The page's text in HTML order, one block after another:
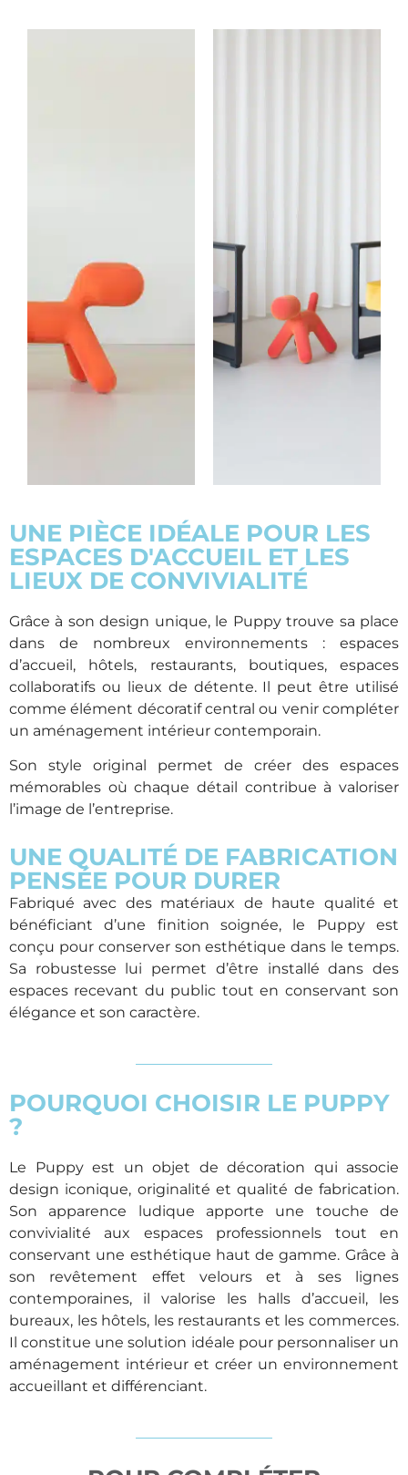
UNE PIÈCE IDÉALE POUR LES
ESPACES D'ACCUEIL ET LES
LIEUX DE CONVIVIALITÉ
Grâce à son design unique, le Puppy trouve sa place
dans de nombreux environnements : espaces
d’accueil, hôtels, restaurants, boutiques, espaces
collaboratifs ou lieux de détente. Il peut être utilisé
comme élément décoratif central ou venir compléter
un aménagement intérieur contemporain.
Son style original permet de créer des espaces
mémorables où chaque détail contribue à valoriser
l’image de l’entreprise.
UNE QUALITÉ DE FABRICATION
PENSÉE POUR DURER
Fabriqué avec des matériaux de haute qualité et
bénéficiant d’une finition soignée, le Puppy est
conçu pour conserver son esthétique dans le temps.
Sa robustesse lui permet d’être installé dans des
espaces recevant du public tout en conservant son
élégance et son caractère.
POURQUOI CHOISIR LE PUPPY
?
Le Puppy est un objet de décoration qui associe
design iconique, originalité et qualité de fabrication.
Son apparence ludique apporte une touche de
convivialité aux espaces professionnels tout en
conservant une esthétique haut de gamme. Grâce à
son revêtement effet velours et à ses lignes
contemporaines, il valorise les halls d’accueil, les
bureaux, les hôtels, les restaurants et les commerces.
Il constitue une solution idéale pour personnaliser un
aménagement intérieur et créer un environnement
accueillant et différenciant.